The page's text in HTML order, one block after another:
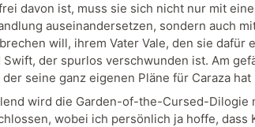
davon ist, muss sie sich nicht nur mit
auseinandersetzen, sondern auch
will, ihrem Vater Vale, den sie dafür
Swift, der spurlos verschwunden ist. Am
seine ganz eigenen Pläne für Caraza hat
wird die Garden-of-the-Cursed-Dilogie
wobei ich persönlich ja hoffe, dass